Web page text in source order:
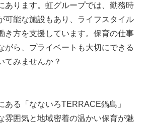
あります。虹グループでは、勤務時
可能な施設もあり、ライフスタイル
き方を支援しています。保育の仕事
がら、プライベートも大切にできる
てみませんか？
ある「なないろTERRACE鍋島」
雰囲気と地域密着の温かい保育が魅